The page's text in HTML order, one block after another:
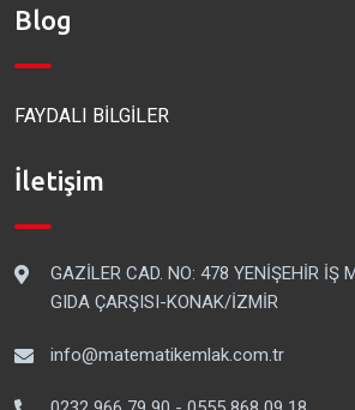
Blog
FAYDALI BİLGİLER
İletişim
GAZİLER CAD. NO: 478 YENİŞEHİR İŞ
GIDA ÇARŞISI-KONAK/İZMİR
info@matematikemlak.com.tr